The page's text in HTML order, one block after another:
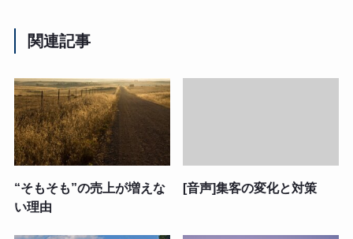
関連記事
“そもそも”の売上が増えな
い理由
[音声]集客の変化と対策